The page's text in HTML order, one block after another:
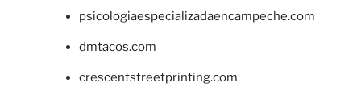
psicologiaespecializadaencampeche.com
dmtacos.com
crescentstreetprinting.com